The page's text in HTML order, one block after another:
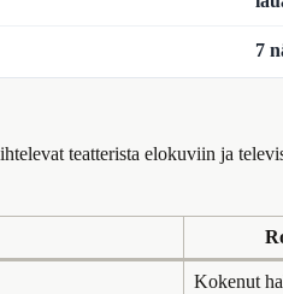
7
teatterista elokuviin ja
Kokenut